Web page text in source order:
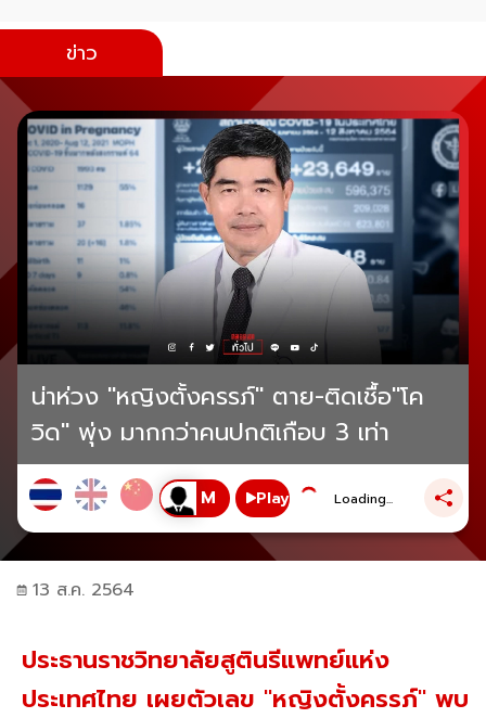
ข่าว
น่าห่วง "หญิงตั้งครรภ์" ตาย-ติดเชื้อ"โค
วิด" พุ่ง มากกว่าคนปกติเกือบ 3 เท่า
Play Loading...
13 ส.ค. 2564
ประธานราชวิทยาลัยสูตินรีแพทย์แห่ง
ประเทศไทย เผยตัวเลข "หญิงตั้งครรภ์" พบ